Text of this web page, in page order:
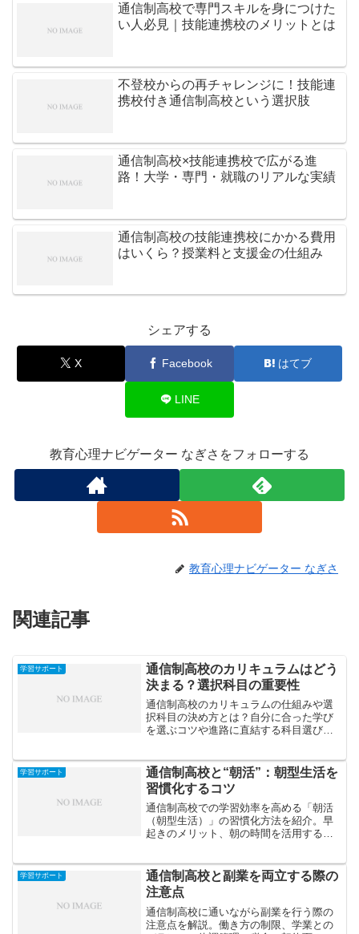
通信制高校で専門スキルを身につけた
い人必見｜技能連携校のメリットとは
不登校からの再チャレンジに！技能連
携校付き通信制高校という選択肢
通信制高校×技能連携校で広がる進
路！大学・専門・就職のリアルな実績
通信制高校の技能連携校にかかる費用
はいくら？授業料と支援金の仕組み
シェアする
X Facebook はてブ
LINE
教育心理ナビゲーター なぎさをフォローする
教育心理ナビゲーター なぎさ
関連記事
学習サポート
通信制高校のカリキュラムはどう
決まる？選択科目の重要性
通信制高校のカリキュラムの仕組みや選
択科目の決め方とは？自分に合った学び
を選ぶコツや進路に直結する科目選びの
学習サポート
通信制高校と“朝活”：朝型生活を
習慣化するコツ
通信制高校での学習効率を高める「朝活
（朝型生活）」の習慣化方法を紹介。早
起きのメリット、朝の時間を活用するコ
学習サポート
通信制高校と副業を両立する際の
注意点
通信制高校に通いながら副業を行う際の
注意点を解説。働き方の制限、学業との